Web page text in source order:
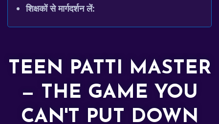
शिक्षकों से मार्गदर्शन लें:
TEEN PATTI MASTER
— THE GAME YOU
CAN'T PUT DOWN